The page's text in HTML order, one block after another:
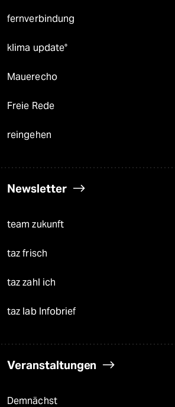
fernverbindung
klima update°
Mauerecho
Freie Rede
reingehen
Newsletter
team zukunft
taz frisch
taz zahl ich
taz lab Infobrief
Veranstaltungen
Demnächst